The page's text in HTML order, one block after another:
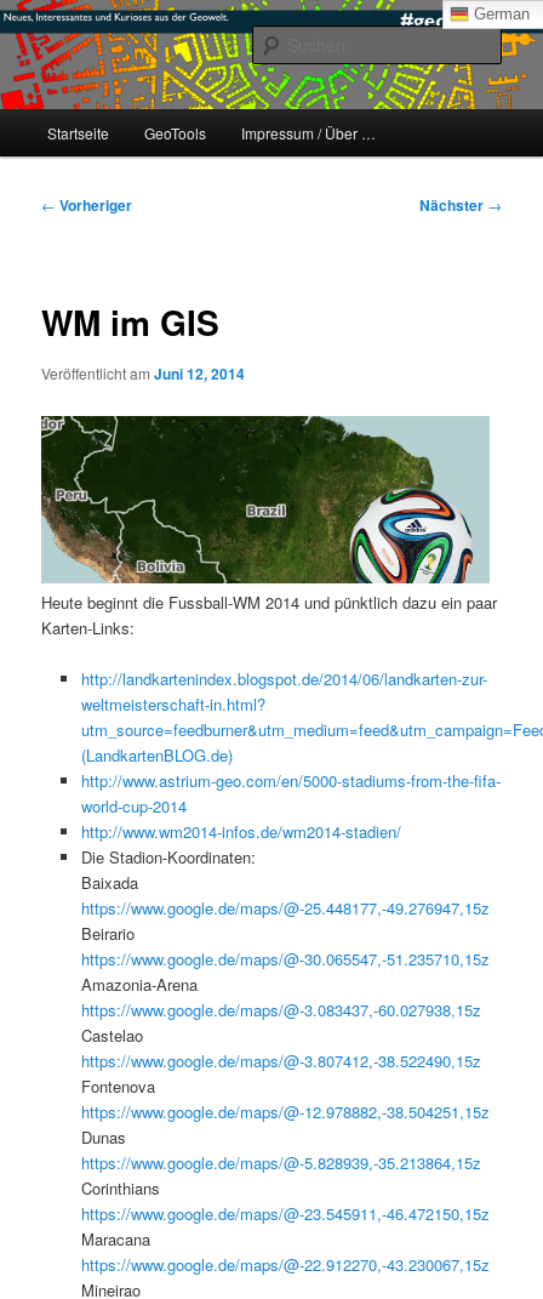
Zum
primären
Inhalt
springen#geoObserver
mikeE's GeoBlog
Startseite GeoTools Impressum / Über …
Beitragsnavigation
← Vorheriger Nächster →
WM im GIS
Veröffentlicht amJuni 12, 2014
Heute beginnt die Fussball-WM 2014 und pünktlich dazu ein paar
Karten-Links:
http://landkartenindex.blogspot.de/2014/06/landkarten-zur-
weltmeisterschaft-in.html?
(LandkartenBLOG.de)
http://www.astrium-geo.com/en/5000-stadiums-from-the-fifa-
world-cup-2014
http://www.wm2014-infos.de/wm2014-stadien/
Die Stadion-Koordinaten:
Baixada
https://www.google.de/maps/@-25.448177,-49.276947,15z
Beirario
https://www.google.de/maps/@-30.065547,-51.235710,15z
Amazonia-Arena
https://www.google.de/maps/@-3.083437,-60.027938,15z
Castelao
https://www.google.de/maps/@-3.807412,-38.522490,15z
Fontenova
https://www.google.de/maps/@-12.978882,-38.504251,15z
Dunas
https://www.google.de/maps/@-5.828939,-35.213864,15z
Corinthians
https://www.google.de/maps/@-23.545911,-46.472150,15z
Maracana
https://www.google.de/maps/@-22.912270,-43.230067,15z
Mineirao
German